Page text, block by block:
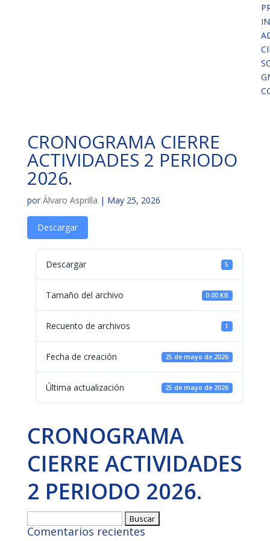
CRONOGRAMA CIERRE
ACTIVIDADES 2 PERIODO
2026.
por Álvaro Asprilla | May 25, 2026
Descargar
Descargar 5
Tamaño del archivo 0.00 KB
Recuento de archivos 1
Fecha de creación 25 de mayo de 2026
Última actualización 25 de mayo de 2026
CRONOGRAMA
CIERRE ACTIVIDADES
2 PERIODO 2026.
Comentarios recientes